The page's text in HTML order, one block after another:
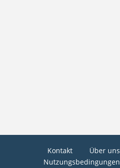
Kontakt Über uns
Nutzungsbedingungen